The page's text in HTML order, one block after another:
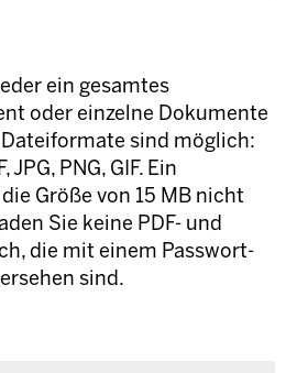
ein gesamtes
oder einzelne Dokumente
sind möglich:
PNG, GIF. Ein
Größe von 15 MB nicht
Sie keine PDF- und
die mit einem Passwort-
sind.